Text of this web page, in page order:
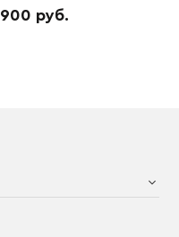
(молочный) 6H5062
900 руб.